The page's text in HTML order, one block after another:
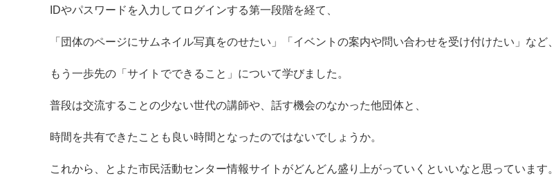
IDやパスワードを入力してログインする第一段階を経て、
「団体のページにサムネイル写真をのせたい」「イベントの案内や問い合わせを受け付けたい」など、
もう一歩先の「サイトでできること」について学びました。
普段は交流することの少ない世代の講師や、話す機会のなかった他団体と、
時間を共有できたことも良い時間となったのではないでしょうか。
これから、とよた市民活動センター情報サイトがどんどん盛り上がっていくといいなと思っています。